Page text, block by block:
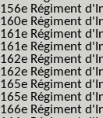
156e Régiment
160e Régiment
161e Régiment
161e Régiment
162e Régiment
162e Régiment
165e Régiment
165e Régiment
166e Régiment